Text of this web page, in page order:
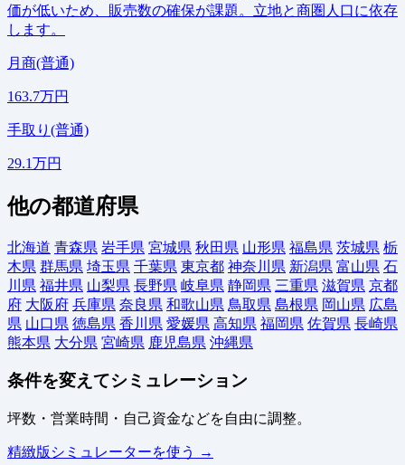
価が低いため、販売数の確保が課題。立地と商圏人口に依存
します。
月商(普通)
163.7万円
手取り(普通)
29.1万円
他の都道府県
北海道 青森県 岩手県 宮城県 秋田県 山形県 福島県 茨城県 栃
木県 群馬県 埼玉県 千葉県 東京都 神奈川県 新潟県 富山県 石
川県 福井県 山梨県 長野県 岐阜県 静岡県 三重県 滋賀県 京都
府 大阪府 兵庫県 奈良県 和歌山県 鳥取県 島根県 岡山県 広島
県 山口県 徳島県 香川県 愛媛県 高知県 福岡県 佐賀県 長崎県
熊本県 大分県 宮崎県 鹿児島県 沖縄県
条件を変えてシミュレーション
坪数・営業時間・自己資金などを自由に調整。
精緻版シミュレーターを使う →